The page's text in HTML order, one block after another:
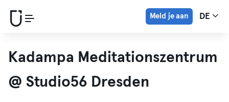
Meld je aan DE
Kadampa Meditationszentrum
@ Studio56 Dresden